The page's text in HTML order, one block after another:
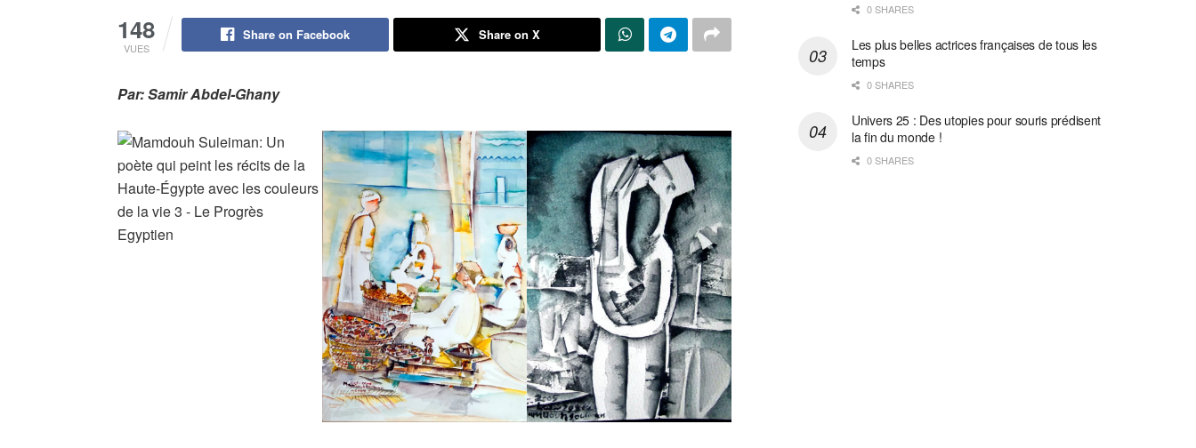
148
VUES
Share on Facebook Share on X
Par: Samir Abdel-Ghany
0 SHARES
Les plus belles actrices françaises de tous les
temps
0 SHARES
Univers 25 : Des utopies pour souris prédisent
la fin du monde !
0 SHARES